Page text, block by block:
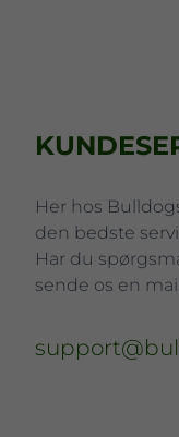
Her hos
den bedste
Har du
sende os en